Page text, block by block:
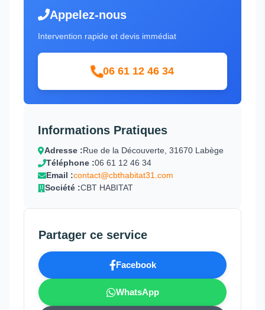
Appelez-nous
Intervention rapide et devis immédiat
06 61 12 46 34
Informations Pratiques
Adresse :Rue de la Découverte, 31670 Labège
Téléphone :06 61 12 46 34
Email :contact@cbthabitat31.com
Société :CBT HABITAT
Partager ce service
Facebook
WhatsApp